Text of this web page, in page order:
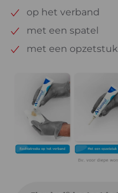
op het verband
met een spatel
met een opzetstuk